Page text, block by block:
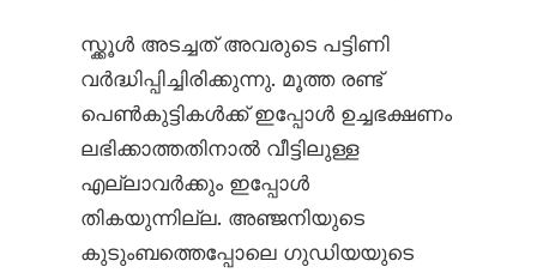
സ്ക്കൂള്‍ അടച്ചത് അവരുടെ പട്ടിണി
വര്‍ദ്ധിപ്പിച്ചിരിക്കുന്നു. മൂത്ത രണ്ട്
പെണ്‍കുട്ടികള്‍ക്ക് ഇപ്പോള്‍ ഉച്ചഭക്ഷണം
ലഭിക്കാത്തതിനാല്‍ വീട്ടിലുള്ള
എല്ലാവര്‍ക്കും ഇപ്പോള്‍
തികയുന്നില്ല. അഞ്ജനിയുടെ
കുടുംബത്തെപ്പോലെ ഗുഡിയയുടെ